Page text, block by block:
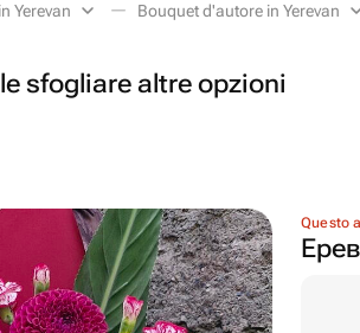
Yerevan Bouquet d'autore in Yerevan
sfogliare altre opzioni
Questo